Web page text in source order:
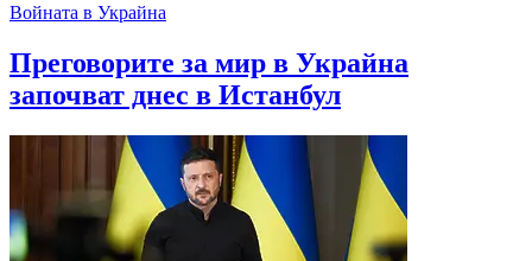
Войната в Украйна
Преговорите за мир в Украйна
започват днес в Истанбул